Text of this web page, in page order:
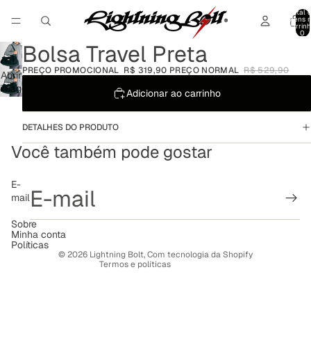
Total
itens
0
Abrir
imagem
cheia
Bolsa Travel Preta
PREÇO PROMOCIONAL R$ 319,90 PREÇO NORMAL R$ 529,90
Adicionar ao carrinho
DETALHES DO PRODUTO
Você também pode gostar
E-
mail
Sobre
Minha conta
Políticas
© 2026 Lightning Bolt,Com tecnologia da Shopify
Termos e políticas
Política de privacidade
Termos de serviço
Política de frete